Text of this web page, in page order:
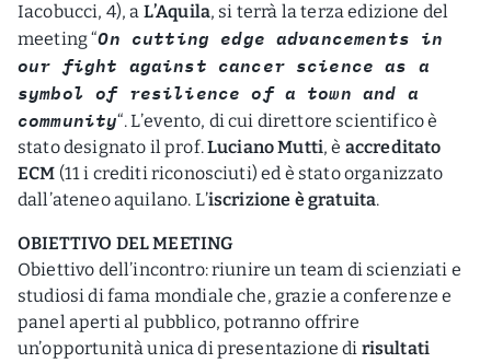
Iacobucci, 4), a L’Aquila, si terrà la terza edizione del
meeting “On cutting edge advancements in
our fight against cancer science as a
symbol of resilience of a town and a
community“. L’evento, di cui direttore scientifico è
stato designato il prof.Luciano Mutti, è accreditato
ECM (11 i crediti riconosciuti) ed è stato organizzato
dall’ateneo aquilano. L’iscrizione è gratuita.
OBIETTIVO DEL MEETING
Obiettivo dell’incontro: riunire un team di scienziati e
studiosi di fama mondiale che, grazie a conferenze e
panel aperti al pubblico, potranno offrire
un’opportunità unica di presentazione di risultati